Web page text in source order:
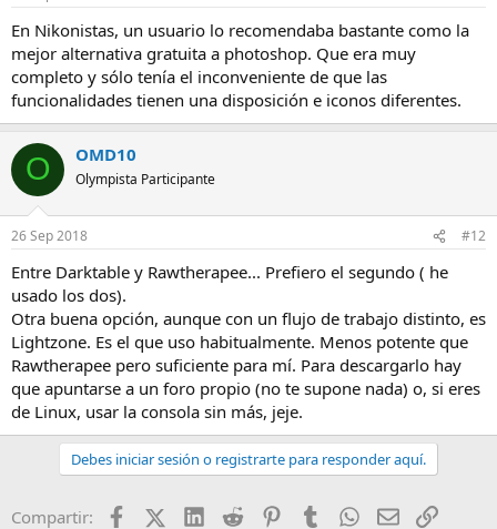
En Nikonistas, un usuario lo recomendaba bastante como la
mejor alternativa gratuita a photoshop. Que era muy
completo y sólo tenía el inconveniente de que las
funcionalidades tienen una disposición e iconos diferentes.
O OMD10
Olympista Participante
26 Sep 2018 #12
Entre Darktable y Rawtherapee... Prefiero el segundo ( he
usado los dos).
Otra buena opción, aunque con un flujo de trabajo distinto, es
Lightzone. Es el que uso habitualmente. Menos potente que
Rawtherapee pero suficiente para mí. Para descargarlo hay
que apuntarse a un foro propio (no te supone nada) o, si eres
de Linux, usar la consola sin más, jeje.
Debes iniciar sesión o registrarte para responder aquí.
Compartir: FacebookX (Twitter)
LinkedIn
Reddit PinterestTumblr WhatsApp
EmailEnlace